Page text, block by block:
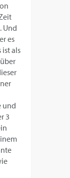
Und
es
ist als
und
3